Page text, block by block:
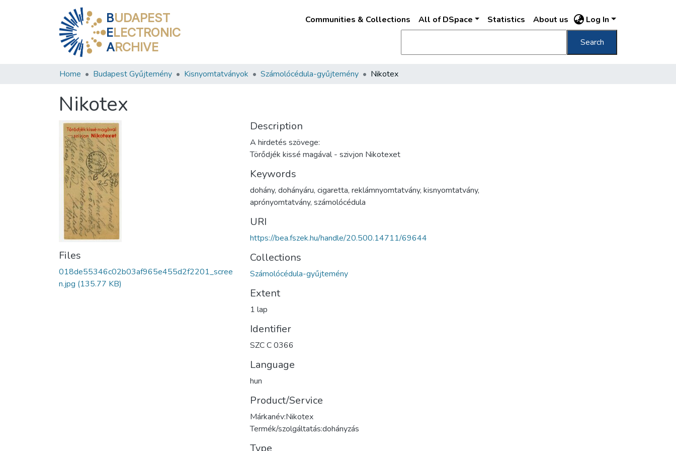
BUDAPEST
ELECTRONIC
ARCHIVE
Communities & Collections All of DSpace Statistics About us Log In
Search
Home Budapest Gyűjtemény Kisnyomtatványok Számolócédula-gyűjtemény Nikotex
Nikotex
Files
018de55346c02b03af965e455d2f2201_scree
n.jpg (135.77 KB)
Description
A hirdetés szövege:
Törődjék kissé magával - szivjon Nikotexet
Keywords
dohány, dohányáru, cigaretta, reklámnyomtatvány, kisnyomtatvány,
aprónyomtatvány, számolócédula
URI
https://bea.fszek.hu/handle/20.500.14711/69644
Collections
Számolócédula-gyűjtemény
Extent
1 lap
Identifier
SZC C 0366
Language
hun
Product/Service
Márkanév:Nikotex
Termék/szolgáltatás:dohányzás
Type